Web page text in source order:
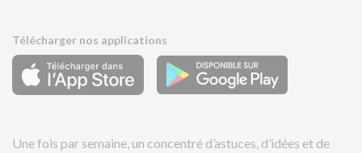
Télécharger nos applications
Une fois par semaine, un concentré d’astuces, d’idées et de